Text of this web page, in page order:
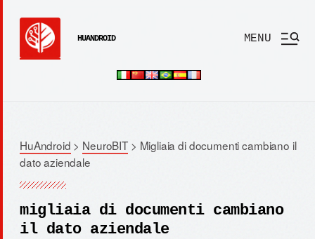
HUANDROID MENU
HuAndroid > NeuroBIT> Migliaia di documenti cambiano il
dato aziendale
migliaia di documenti cambiano
il dato aziendale